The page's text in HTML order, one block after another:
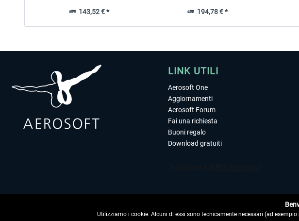
143,52 € * 194,78 € *
LINK UTILI
Aerosoft One
Aggiornamenti
Aerosoft Forum
Fai una richiesta
Buoni regalo
Download gratuiti
Utilizziamo i cookie. Alcuni di essi sono tecnicamente necessari (ad